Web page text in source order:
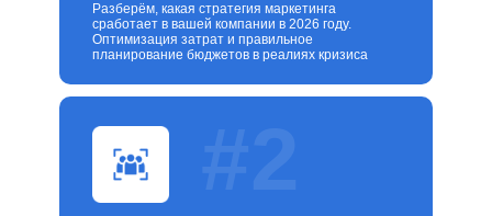
Разберём, какая стратегия маркетинга
сработает в вашей компании в 2026 году.
Оптимизация затрат и правильное
планирование бюджетов в реалиях кризиса